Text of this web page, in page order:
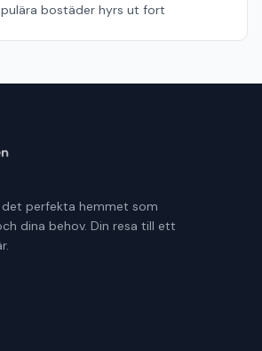
bostäder hyrs ut fort
perfekta hemmet som
dina behov. Din resa till ett